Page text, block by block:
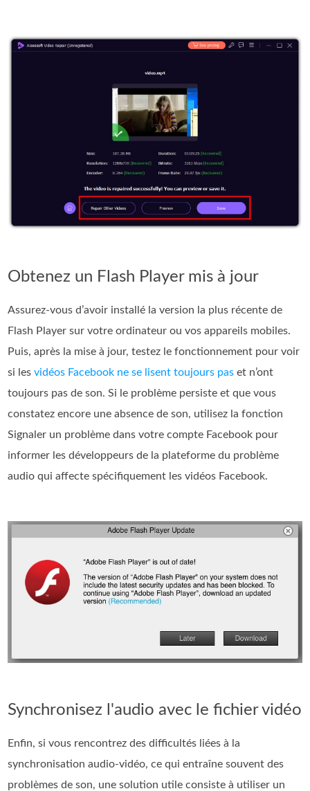
Obtenez un Flash Player mis à jour
Assurez-vous d’avoir installé la version la plus récente de
Flash Player sur votre ordinateur ou vos appareils mobiles.
Puis, après la mise à jour, testez le fonctionnement pour voir
si lesvidéos Facebook ne se lisent toujours pas et n’ont
toujours pas de son. Si le problème persiste et que vous
constatez encore une absence de son, utilisez la fonction
Signaler un problème dans votre compte Facebook pour
informer les développeurs de la plateforme du problème
audio qui affecte spécifiquement les vidéos Facebook.
Synchronisez l'audio avec le fichier vidéo
Enfin, si vous rencontrez des difficultés liées à la
synchronisation audio‑vidéo, ce qui entraîne souvent des
problèmes de son, une solution utile consiste à utiliser un